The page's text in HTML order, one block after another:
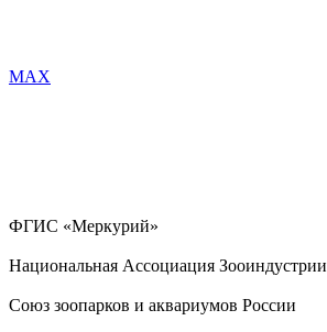
MAX
ФГИС «Меркурий»
Национальная Ассоциация Зооиндустрии
Союз зоопарков и аквариумов России